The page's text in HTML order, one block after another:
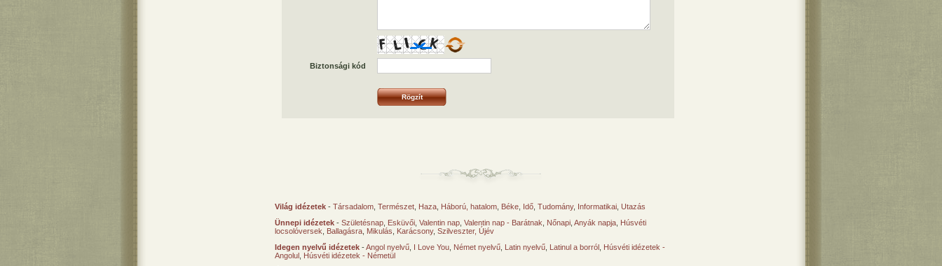
Biztonsági kód
Világ idézetek - Társadalom Természet Haza Háború, hatalom Béke Idő Tudomány, Informatikai Utazás
Ünnepi idézetek - Születésnap Esküvői Valentin nap Valentin nap - Barátnak Nőnapi Anyák napja Húsvéti
locsolóversek
Ballagásra Mikulás Karácsony, Szilveszter, Újév
Idegen nyelvű idézetek -Angol nyelvű I Love You Német nyelvű Latin nyelvű Latinul a borról Húsvéti idézetek -
Angolul Húsvéti idézetek - Németül